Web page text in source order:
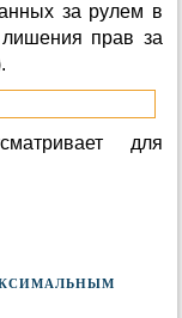
за рулем в
прав за
для